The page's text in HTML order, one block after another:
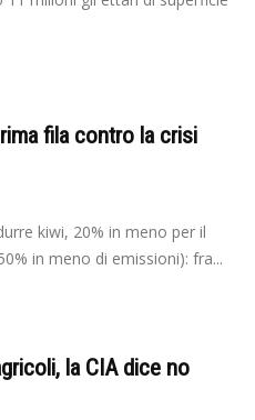
fila contro la crisi
kiwi, 20% in meno per il
in meno di emissioni): fra...
la CIA dice no